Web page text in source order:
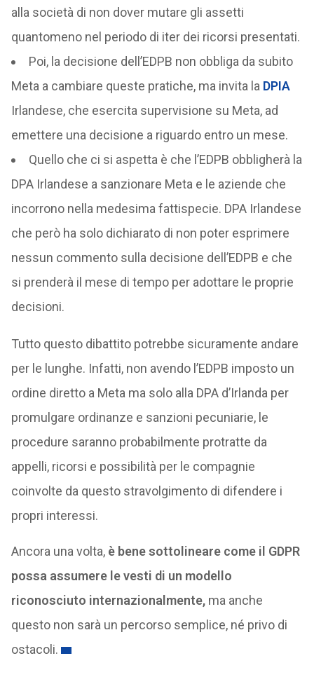
alla società di non dover mutare gli assetti
quantomeno nel periodo di iter dei ricorsi presentati.
Poi, la decisione dell’EDPB non obbliga da subito
Meta a cambiare queste pratiche, ma invita la DPIA
Irlandese, che esercita supervisione su Meta, ad
emettere una decisione a riguardo entro un mese.
Quello che ci si aspetta è che l’EDPB obbligherà la
DPA Irlandese a sanzionare Meta e le aziende che
incorrono nella medesima fattispecie. DPA Irlandese
che però ha solo dichiarato di non poter esprimere
nessun commento sulla decisione dell’EDPB e che
si prenderà il mese di tempo per adottare le proprie
decisioni.
Tutto questo dibattito potrebbe sicuramente andare
per le lunghe. Infatti, non avendo l’EDPB imposto un
ordine diretto a Meta ma solo alla DPA d’Irlanda per
promulgare ordinanze e sanzioni pecuniarie, le
procedure saranno probabilmente protratte da
appelli, ricorsi e possibilità per le compagnie
coinvolte da questo stravolgimento di difendere i
propri interessi.
Ancora una volta,è bene sottolineare come il GDPR
possa assumere le vesti di un modello
riconosciuto internazionalmente,ma anche
questo non sarà un percorso semplice, né privo di
ostacoli.